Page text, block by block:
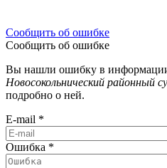
Сообщить об ошибке
Сообщить об ошибке
Вы нашли ошибку в информации
Новосокольнический районный
подробно о ней.
E-mail *
Ошибка *